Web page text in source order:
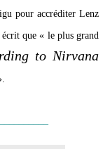
pour accréditer Lenz
que « le plus grand
to Nirvana